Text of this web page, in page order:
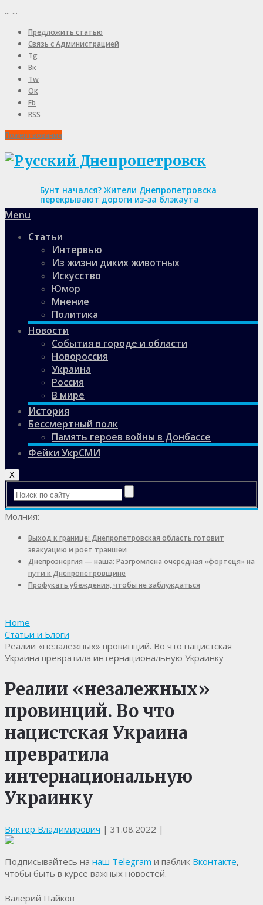
... ...
Предложить статью
Связь с Администрацией
Tg
Вк
Tw
Ок
Fb
RSS
Пожертвования
Бунт начался? Жители Днепропетровска
перекрывают дороги из-за блэкаута
Menu
Статьи
Интервью
Из жизни диких животных
Искусство
Юмор
Мнение
Политика
Новости
События в городе и области
Новороссия
Украина
Россия
В мире
История
Бессмертный полк
Память героев войны в Донбассе
Фейки УкрСМИ
X
Молния:
Выход к границе: Днепропетровская область готовит
эвакуацию и роет траншеи
Днепроэнергия — наша: Разгромлена очередная «фортеця» на
пути к Днепропетровщине
Профукать убеждения, чтобы не заблуждаться
Home
Статьи и Блоги
Реалии «незалежных» провинций. Во что нацистская
Украина превратила интернациональную Украинку
Реалии «незалежных»
провинций. Во что
нацистская Украина
превратила
интернациональную
Украинку
Виктор Владимирович | 31.08.2022 |
Подписывайтесь на наш Telegram и паблик Вконтакте,
чтобы быть в курсе важных новостей.
Валерий Пайков